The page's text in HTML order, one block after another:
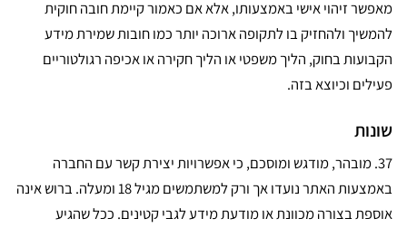
מאפשר זיהוי אישי באמצעותו, אלא אם כאמור קיימת חובה חוקית
להמשיך ולהחזיק בו לתקופה ארוכה יותר כמו חובות שמירת מידע
הקבועות בחוק, הליך משפטי או הליך חקירה או אכיפה רגולטוריים
פעילים וכיוצא בזה.
שונות
37. מובהר, מודגש ומוסכם, כי אפשרויות יצירת קשר עם החברה
באמצעות האתר נועדו אך ורק למשתמשים מגיל 18 ומעלה. ברוש אינה
אוספת בצורה מכוונת או מודעת מידע לגבי קטינים. ככל שהגיע